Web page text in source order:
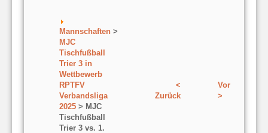
Mannschaften >
MJC
Tischfußball
Trier 3 in
Wettbewerb
RPTFV
Verbandsliga
2025 > MJC
Tischfußball
Trier 3 vs. 1.
<
Zurück
Vor
>